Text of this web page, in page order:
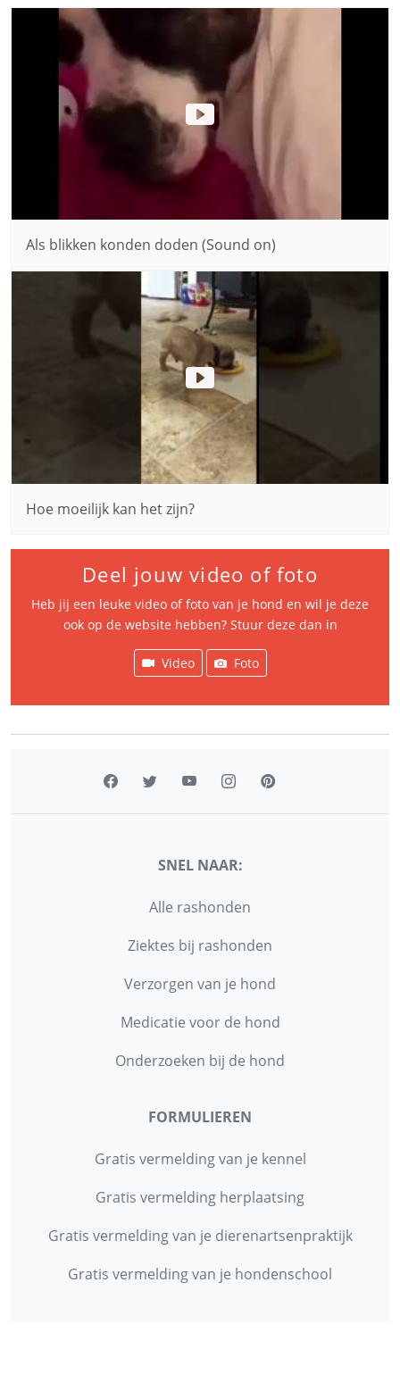
Als blikken konden doden (Sound on)
Hoe moeilijk kan het zijn?
Deel jouw video of foto
Heb jij een leuke video of foto van je hond en wil je deze
ook op de website hebben? Stuur deze dan in
Video Foto
SNEL NAAR:
Alle rashonden
Ziektes bij rashonden
Verzorgen van je hond
Medicatie voor de hond
Onderzoeken bij de hond
FORMULIEREN
Gratis vermelding van je kennel
Gratis vermelding herplaatsing
Gratis vermelding van je dierenartsenpraktijk
Gratis vermelding van je hondenschool